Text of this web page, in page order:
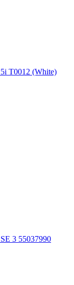
T0012 (White)
3 55037990